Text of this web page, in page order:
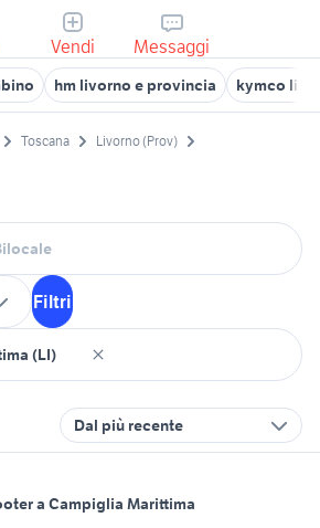
Vendi Messaggi
hm livorno e provincia kymco
Toscana
Livorno (Prov)
Filtri
Dal più recente
a Campiglia Marittima